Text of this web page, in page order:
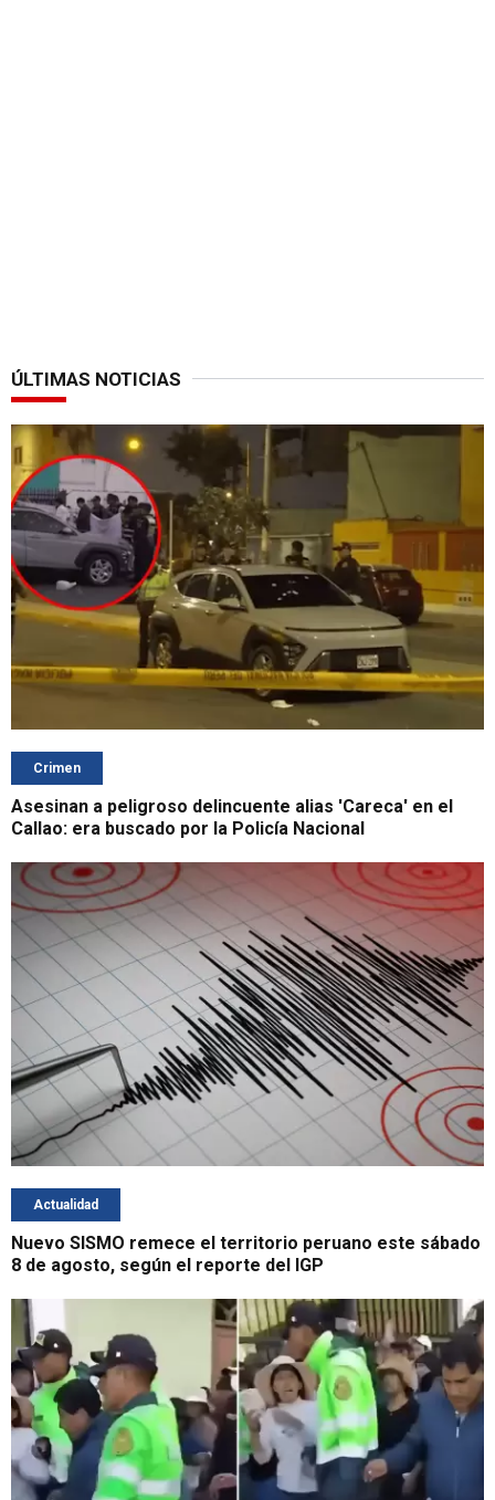
ÚLTIMAS NOTICIAS
Crimen
Asesinan a peligroso delincuente alias 'Careca' en el
Callao: era buscado por la Policía Nacional
Actualidad
Nuevo SISMO remece el territorio peruano este sábado
8 de agosto, según el reporte del IGP